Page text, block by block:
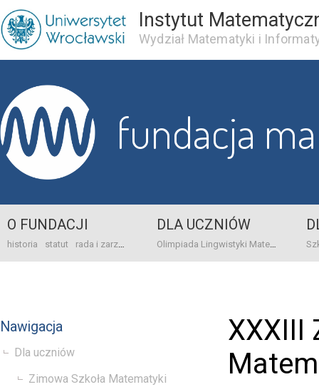
Instytut
Wydział Matematyki i
fundacja
O FUNDACJI
historia statut rada i zarząd dane bankowo-adresowe kontakt
DLA UCZNIÓW
Olimpiada Lingwistyki Matematycznej
Nawigacja
Dla uczniów
Zimowa Szkoła Matematyki
XXXIII